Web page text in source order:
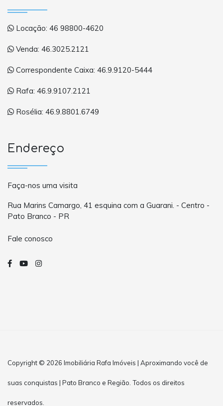
Locação: 46 98800-4620
Venda: 46.3025.2121
Correspondente Caixa: 46.9.9120-5444
Rafa: 46.9.9107.2121
Rosélia: 46.9.8801.6749
Endereço
Faça-nos uma visita
Rua Marins Camargo, 41 esquina com a Guarani. - Centro -
Pato Branco - PR
Fale conosco
Copyright © 2026 Imobiliária Rafa Imóveis | Aproximando você de
suas conquistas | Pato Branco e Região. Todos os direitos
reservados.